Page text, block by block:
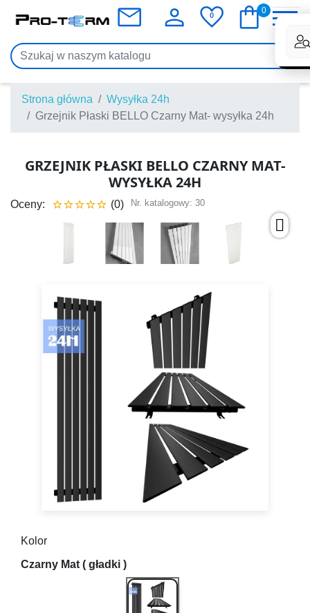
mail person favorite
0 shopping_bag0
Strona główna
Wysyłka 24h
Grzejnik Płaski BELLO Czarny Mat- wysyłka 24h
GRZEJNIK PŁASKI BELLO CZARNY MAT-
WYSYŁKA 24H
Oceny:  (0) Nr. katalogowy: 30
Kolor
Czarny Mat ( gładki )